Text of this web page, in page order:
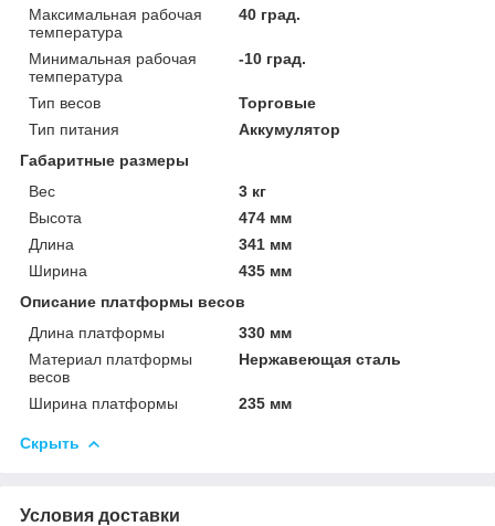
Максимальная рабочая
температура
40 град.
Минимальная рабочая
температура
-10 град.
Тип весов
Торговые
Тип питания
Аккумулятор
Габаритные размеры
Вес
3 кг
Высота
474 мм
Длина
341 мм
Ширина
435 мм
Описание платформы весов
Длина платформы
330 мм
Материал платформы
весов
Нержавеющая сталь
Ширина платформы 235 мм
Скрыть
Условия доставки